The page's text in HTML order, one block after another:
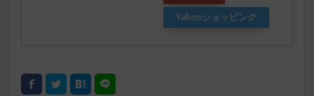
Yahooショッピング